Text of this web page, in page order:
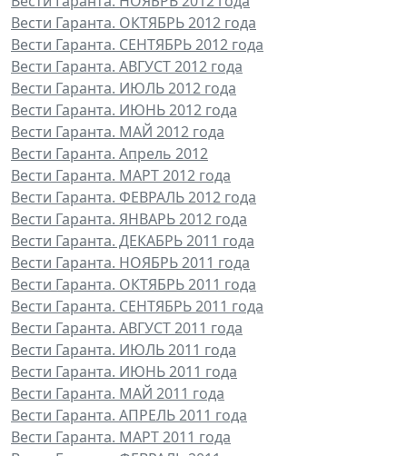
Вести Гаранта. ОКТЯБРЬ 2012 года
Вести Гаранта. СЕНТЯБРЬ 2012 года
Вести Гаранта. АВГУСТ 2012 года
Вести Гаранта. ИЮЛЬ 2012 года
Вести Гаранта. ИЮНЬ 2012 года
Вести Гаранта. МАЙ 2012 года
Вести Гаранта. Апрель 2012
Вести Гаранта. МАРТ 2012 года
Вести Гаранта. ФЕВРАЛЬ 2012 года
Вести Гаранта. ЯНВАРЬ 2012 года
Вести Гаранта. ДЕКАБРЬ 2011 года
Вести Гаранта. НОЯБРЬ 2011 года
Вести Гаранта. ОКТЯБРЬ 2011 года
Вести Гаранта. СЕНТЯБРЬ 2011 года
Вести Гаранта. АВГУСТ 2011 года
Вести Гаранта. ИЮЛЬ 2011 года
Вести Гаранта. ИЮНЬ 2011 года
Вести Гаранта. МАЙ 2011 года
Вести Гаранта. АПРЕЛЬ 2011 года
Вести Гаранта. МАРТ 2011 года